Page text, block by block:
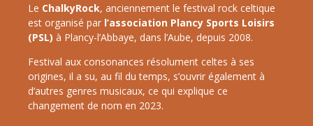
Le ChalkyRock, anciennement le festival rock celtique
est organisé par l’association Plancy Sports Loisirs
(PSL) à Plancy-l’Abbaye, dans l’Aube, depuis 2008.
Festival aux consonances résolument celtes à ses
origines, il a su, au fil du temps, s’ouvrir également à
d’autres genres musicaux, ce qui explique ce
changement de nom en 2023.